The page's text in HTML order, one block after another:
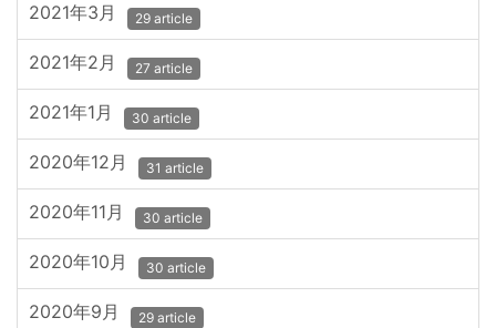
2021年3月 29 article
2021年2月 27 article
2021年1月 30 article
2020年12月 31 article
2020年11月 30 article
2020年10月 30 article
2020年9月 29 article